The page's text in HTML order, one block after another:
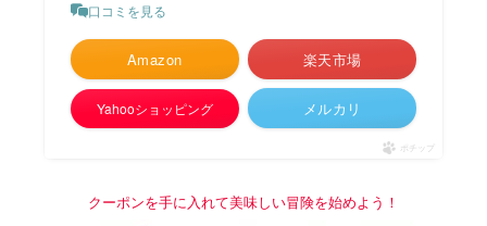
口コミを見る
Amazon 楽天市場
Yahooショッピング メルカリ
ポチップ
クーポンを手に入れて美味しい冒険を始めよう！